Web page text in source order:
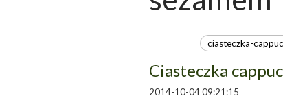
Ciasteczka
2014-10-04 09:21:15